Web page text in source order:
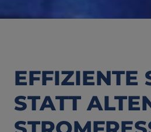
EFFIZIENTE
STATT